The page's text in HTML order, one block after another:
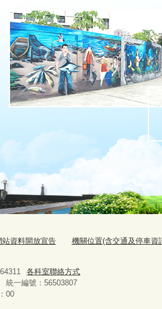
站資料開放宣告 機關位置(含交通及停車資
各科室聯絡方式
一編號：56503807
00